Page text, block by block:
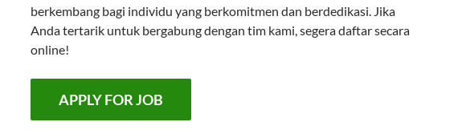
berkembang bagi individu yang berkomitmen dan berdedikasi. Jika
Anda tertarik untuk bergabung dengan tim kami, segera daftar secara
online!